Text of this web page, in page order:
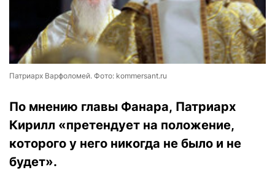
Патриарх Варфоломей. Фото: kommersant.ru
По мнению главы Фанара, Патриарх
Кирилл «претендует на положение,
которого у него никогда не было и не
будет».